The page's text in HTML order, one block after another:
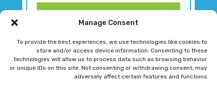
Manage Consent
To provide the best experiences, we use technologies like cookies to
store and/or access device information. Consenting to these
technologies will allow us to process data such as browsing behavior
or unique IDs on this site. Not consenting or withdrawing consent, may
adversely affect certain features and functions.